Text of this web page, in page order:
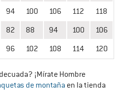
94 100 106 112 118
82 88 94 100 106
96 102 108 114 120
¡Mírate Hombre
de montaña en la tienda